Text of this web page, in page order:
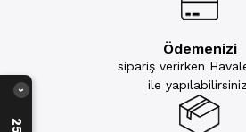
Ödemenizi
sipariş verirken
ile
›